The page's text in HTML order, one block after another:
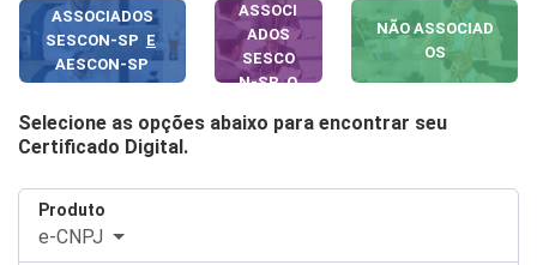
ASSOCIADOS
SESCON-SP E
AESCON-SP
ASSOCI
ADOS
SESCO
N-SPO
ON-SP
NÃO ASSOCIAD
OS
Selecione as opções abaixo para encontrar seu
Certificado Digital.
Produto
e-CNPJ